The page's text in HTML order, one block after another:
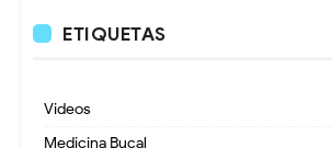
ETIQUETAS
Videos
Medicina Bucal